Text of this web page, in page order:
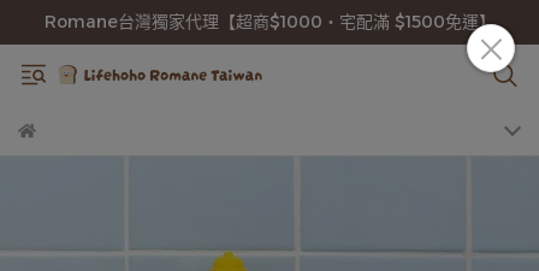
Romane台灣獨家代理【超商$1000・宅配滿 $1500免運】